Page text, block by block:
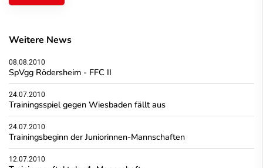
Weitere News
08.08.2010
SpVgg Rödersheim - FFC II
24.07.2010
Trainingsspiel gegen Wiesbaden fällt aus
24.07.2010
Trainingsbeginn der Juniorinnen-Mannschaften
12.07.2010